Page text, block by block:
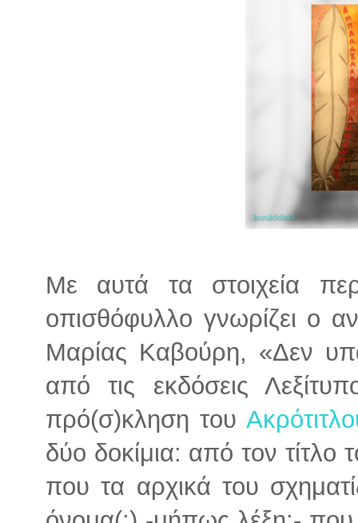
Με αυτά τα στοιχεία
οπισθόφυλλο γνωρίζει ο
Μαρίας Καβούρη, «Δεν
από τις εκδόσεις
πρό(σ)κληση του
δύο δοκίμια: από τον τίτλο
που τα αρχικά του